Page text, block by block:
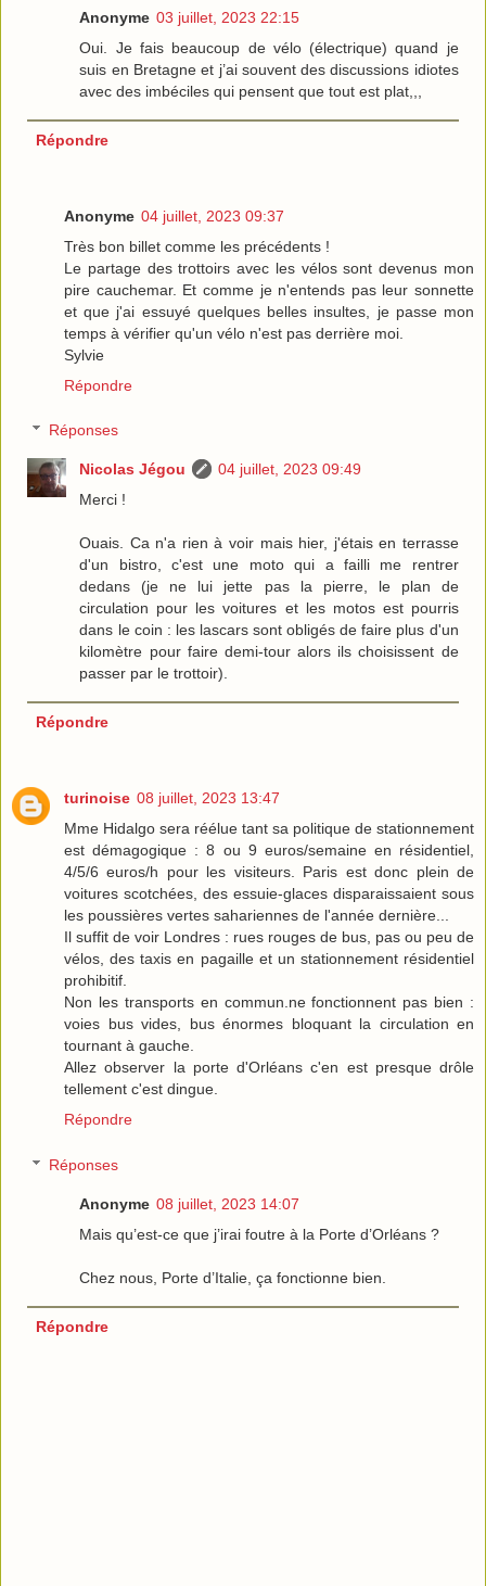
Anonyme 03 juillet, 2023 22:15
Oui. Je fais beaucoup de vélo (électrique) quand je
suis en Bretagne et j’ai souvent des discussions idiotes
avec des imbéciles qui pensent que tout est plat,,,
Répondre
Anonyme 04 juillet, 2023 09:37
Très bon billet comme les précédents !
Le partage des trottoirs avec les vélos sont devenus mon
pire cauchemar. Et comme je n'entends pas leur sonnette
et que j'ai essuyé quelques belles insultes, je passe mon
temps à vérifier qu'un vélo n'est pas derrière moi.
Sylvie
Répondre
Réponses
Nicolas Jégou
04 juillet, 2023 09:49
Merci !
Ouais. Ca n'a rien à voir mais hier, j'étais en terrasse
d'un bistro, c'est une moto qui a failli me rentrer
dedans (je ne lui jette pas la pierre, le plan de
circulation pour les voitures et les motos est pourris
dans le coin : les lascars sont obligés de faire plus d'un
kilomètre pour faire demi-tour alors ils choisissent de
passer par le trottoir).
Répondre
turinoise 08 juillet, 2023 13:47
Mme Hidalgo sera réélue tant sa politique de stationnement
est démagogique : 8 ou 9 euros/semaine en résidentiel,
4/5/6 euros/h pour les visiteurs. Paris est donc plein de
voitures scotchées, des essuie-glaces disparaissaient sous
les poussières vertes sahariennes de l'année dernière...
Il suffit de voir Londres : rues rouges de bus, pas ou peu de
vélos, des taxis en pagaille et un stationnement résidentiel
prohibitif.
Non les transports en commun.ne fonctionnent pas bien :
voies bus vides, bus énormes bloquant la circulation en
tournant à gauche.
Allez observer la porte d'Orléans c'en est presque drôle
tellement c'est dingue.
Répondre
Réponses
Anonyme 08 juillet, 2023 14:07
Mais qu’est-ce que j’irai foutre à la Porte d’Orléans ?
Chez nous, Porte d’Italie, ça fonctionne bien.
Répondre